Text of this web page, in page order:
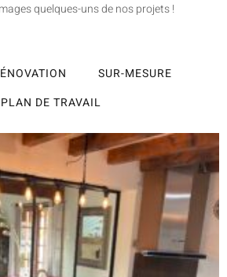
quelques-uns de nos projets !
SUR-MESURE
PLAN DE TRAVAIL